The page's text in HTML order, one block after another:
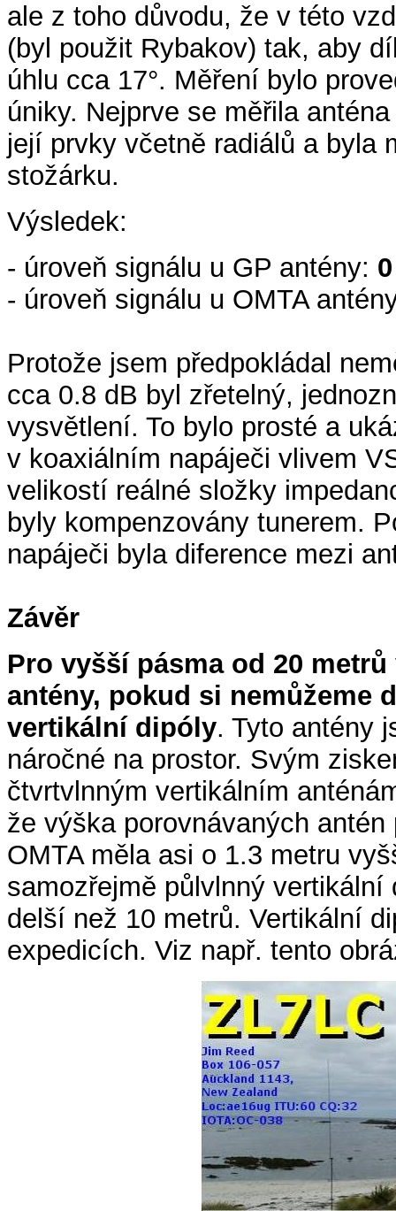
ale z toho důvodu, že v této
(byl použit Rybakov) tak, aby
úhlu cca 17°. Měření bylo
úniky. Nejprve se měřila
její prvky včetně radiálů a byla
stožárku.
Výsledek:
- úroveň signálu u GP antény:
- úroveň signálu u OMTA
Protože jsem předpokládal
cca 0.8 dB byl zřetelný,
vysvětlení. To bylo prosté a
v koaxiálním napáječi vlivem
velikostí reálné složky
byly kompenzovány tunerem.
napáječi byla diference mezi
Závěr
Pro vyšší pásma od 20
antény, pokud si nemůžeme
vertikální dipóly. Tyto antény
náročné na prostor. Svým
čtvrtvlnným vertikálním
že výška porovnávaných
OMTA měla asi o 1.3 metru
samozřejmě půlvlnný
delší než 10 metrů. Vertikální
expedicích. Viz např. tento